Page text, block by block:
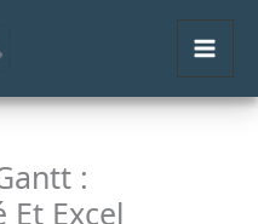
:
Excel